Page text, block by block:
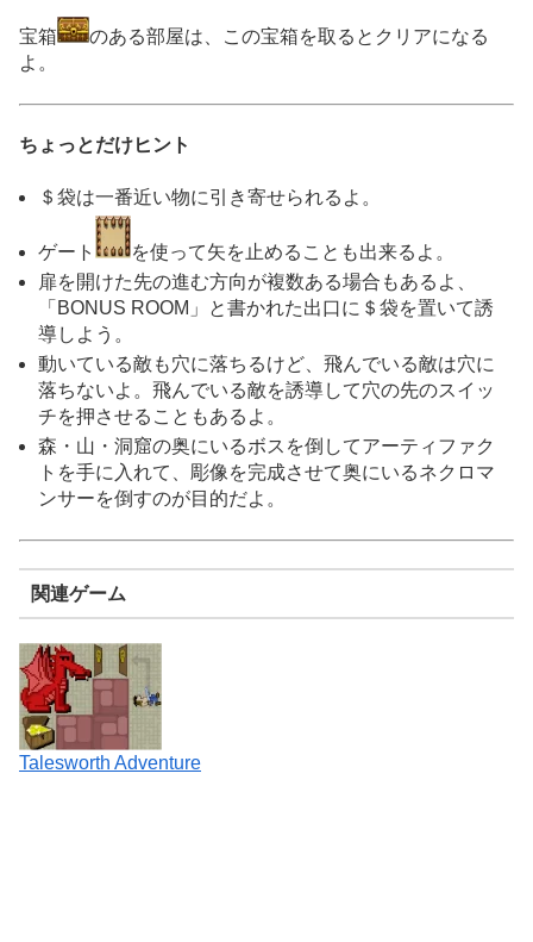
宝箱
のある部屋は、この宝箱を取るとクリアになる
よ。
ちょっとだけヒント
＄袋は一番近い物に引き寄せられるよ。
ゲート
を使って矢を止めることも出来るよ。
扉を開けた先の進む方向が複数ある場合もあるよ、
「BONUS ROOM」と書かれた出口に＄袋を置いて誘
導しよう。
動いている敵も穴に落ちるけど、飛んでいる敵は穴に
落ちないよ。飛んでいる敵を誘導して穴の先のスイッ
チを押させることもあるよ。
森・山・洞窟の奥にいるボスを倒してアーティファク
トを手に入れて、彫像を完成させて奥にいるネクロマ
ンサーを倒すのが目的だよ。
関連ゲーム
Talesworth Adventure